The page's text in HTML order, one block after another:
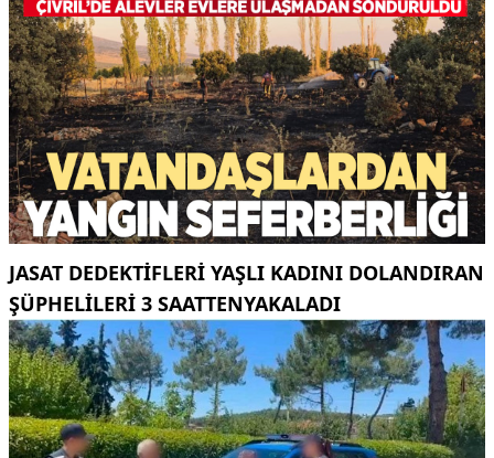
JASAT DEDEKTIFLERI YAŞLI KADINI DOLANDIRAN
ŞÜPHELILERI 3 SAATTENYAKALADI